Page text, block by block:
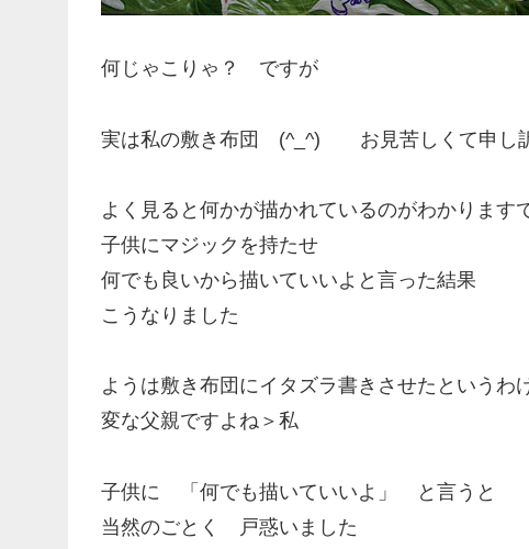
何じゃこりゃ？ ですが
実は私の敷き布団 (^_^)ゞ お見苦しくて申し
よく見ると何かが描かれているのがわかります
子供にマジックを持たせ
何でも良いから描いていいよと言った結果
こうなりました
ようは敷き布団にイタズラ書きさせたというわ
変な父親ですよね＞私
子供に 「何でも描いていいよ」 と言うと
当然のごとく 戸惑いました